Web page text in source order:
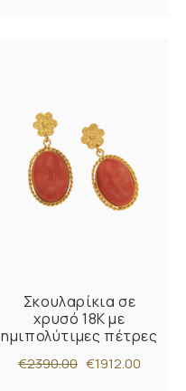
Σκουλαρίκια σε
χρυσό 18Κ με
ημιπολύτιμες πέτρες
€2390.00 €1912.00